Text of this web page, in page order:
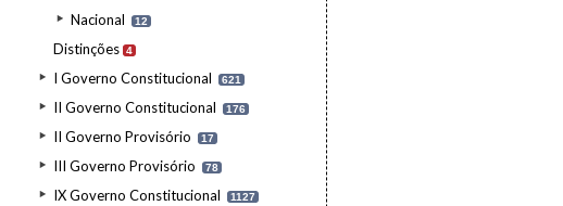
Nacional 12
Distinções 4
I Governo Constitucional 621
II Governo Constitucional 176
II Governo Provisório 17
III Governo Provisório 78
IX Governo Constitucional 1127